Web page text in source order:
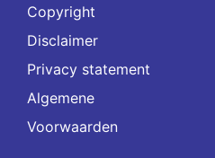
Copyright
Disclaimer
Privacy statement
Algemene
Voorwaarden